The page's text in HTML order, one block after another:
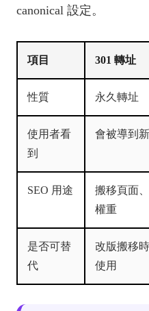
canonical 設定。
項目 301 轉址
性質 永久轉址
使用者看
到
會被導到
SEO 用途
搬移頁面
權重
是否可替
代
改版搬移
使用